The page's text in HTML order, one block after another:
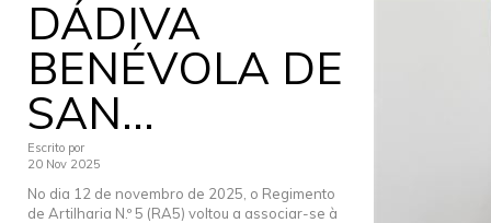
DÁDIVA
BENÉVOLA DE
SAN...
Escrito por
20 Nov 2025
No dia 12 de novembro de 2025, o Regimento
de Artilharia N.º 5 (RA5) voltou a associar-se à